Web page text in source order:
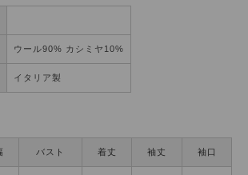
ウール90% カシミヤ10%
イタリア製
バスト 着丈 袖丈 袖口